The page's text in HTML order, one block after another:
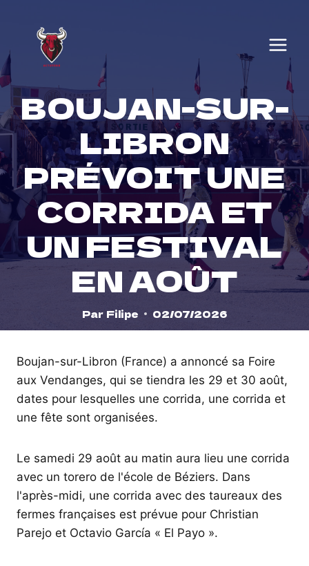
content
BOUJAN-SUR-
LIBRON
PRÉVOIT UNE
CORRIDA ET
UN FESTIVAL
EN AOÛT
Par Filipe 02/07/2026
Boujan-sur-Libron (France) a annoncé sa Foire
aux Vendanges, qui se tiendra les 29 et 30 août,
dates pour lesquelles une corrida, une corrida et
une fête sont organisées.
Le samedi 29 août au matin aura lieu une corrida
avec un torero de l'école de Béziers. Dans
l'après-midi, une corrida avec des taureaux des
fermes françaises est prévue pour Christian
Parejo et Octavio García « El Payo ».